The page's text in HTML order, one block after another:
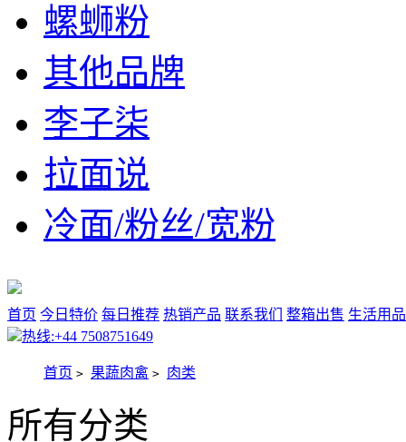
螺蛳粉
其他品牌
李子柒
拉面说
冷面/粉丝/宽粉
首页 今日特价 每日推荐 热销产品 联系我们 整箱出售 生活用品
热线:+44 7508751649
首页 > 果蔬肉禽 > 肉类
所有分类